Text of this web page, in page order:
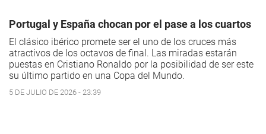
Portugal y España chocan por el pase a los cuartos
El clásico ibérico promete ser el uno de los cruces más
atractivos de los octavos de final. Las miradas estarán
puestas en Cristiano Ronaldo por la posibilidad de ser este
su último partido en una Copa del Mundo.
5 DE JULIO DE 2026 - 23:39